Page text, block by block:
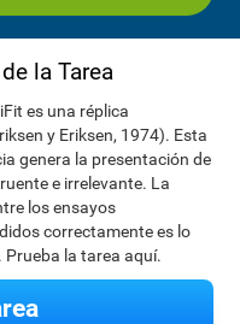
la Tarea
es una réplica
y Eriksen, 1974). Esta
genera la presentación de
e irrelevante. La
los ensayos
correctamente es lo
Prueba la tarea aquí.